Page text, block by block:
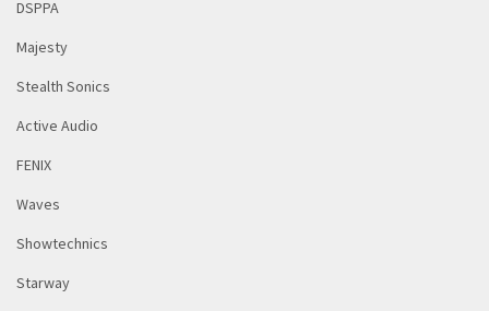
DSPPA
Majesty
Stealth Sonics
Active Audio
FENIX
Waves
Showtechnics
Starway